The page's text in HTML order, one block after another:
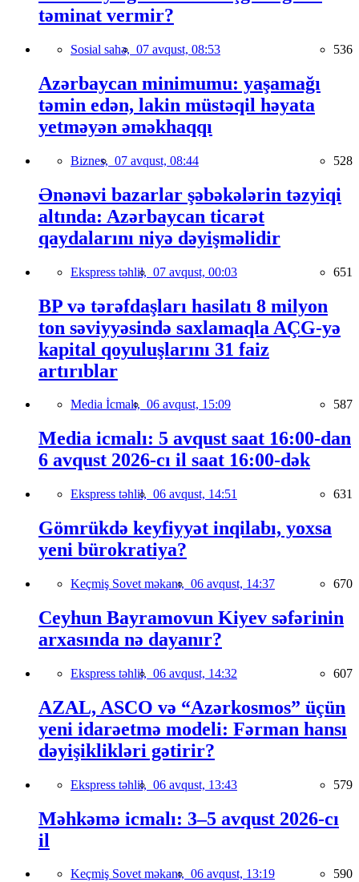
təminat vermir?
Sosial sahə, 07 avqust, 08:53 536
Azərbaycan minimumu: yaşamağı
təmin edən, lakin müstəqil həyata
yetməyən əməkhaqqı
Biznes, 07 avqust, 08:44 528
Ənənəvi bazarlar şəbəkələrin təzyiqi
altında: Azərbaycan ticarət
qaydalarını niyə dəyişməlidir
Ekspress təhlil, 07 avqust, 00:03 651
BP və tərəfdaşları hasilatı 8 milyon
ton səviyyəsində saxlamaqla AÇG-yə
kapital qoyuluşlarını 31 faiz
artırıblar
Media İcmalı, 06 avqust, 15:09 587
Media icmalı: 5 avqust saat 16:00-dan
6 avqust 2026-cı il saat 16:00-dək
Ekspress təhlil, 06 avqust, 14:51 631
Gömrükdə keyfiyyət inqilabı, yoxsa
yeni bürokratiya?
Keçmiş Sovet məkanı, 06 avqust, 14:37 670
Ceyhun Bayramovun Kiyev səfərinin
arxasında nə dayanır?
Ekspress təhlil, 06 avqust, 14:32 607
AZAL, ASCO və “Azərkosmos” üçün
yeni idarəetmə modeli: Fərman hansı
dəyişiklikləri gətirir?
Ekspress təhlil, 06 avqust, 13:43 579
Məhkəmə icmalı: 3–5 avqust 2026-cı
il
Keçmiş Sovet məkanı, 06 avqust, 13:19 590